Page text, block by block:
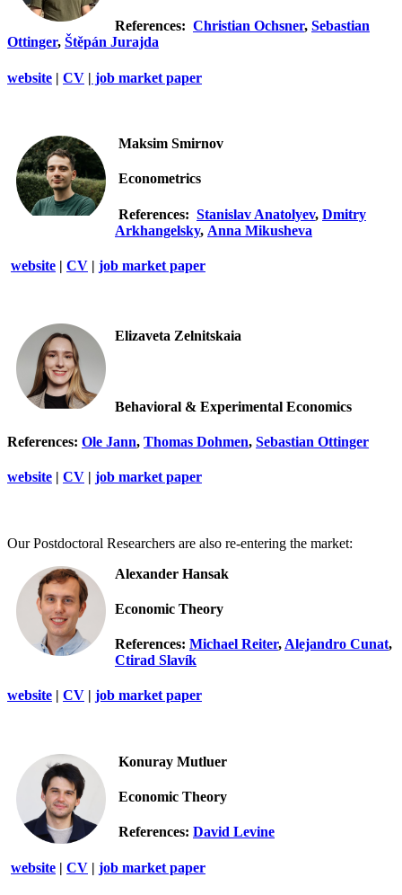
References: Christian Ochsner, Sebastian
Ottinger, Štěpán Jurajda
website | CV | job market paper
Maksim Smirnov
Econometrics
References: Stanislav Anatolyev, Dmitry
Arkhangelsky, Anna Mikusheva
website | CV | job market paper
Elizaveta Zelnitskaia
Behavioral & Experimental Economics
References: Ole Jann, Thomas Dohmen, Sebastian Ottinger
website | CV | job market paper
Our Postdoctoral Researchers are also re-entering the market:
Alexander Hansak
Economic Theory
References: Michael Reiter, Alejandro Cunat,
Ctirad Slavík
website | CV | job market paper
Konuray Mutluer
Economic Theory
References: David Levine
website | CV | job market paper